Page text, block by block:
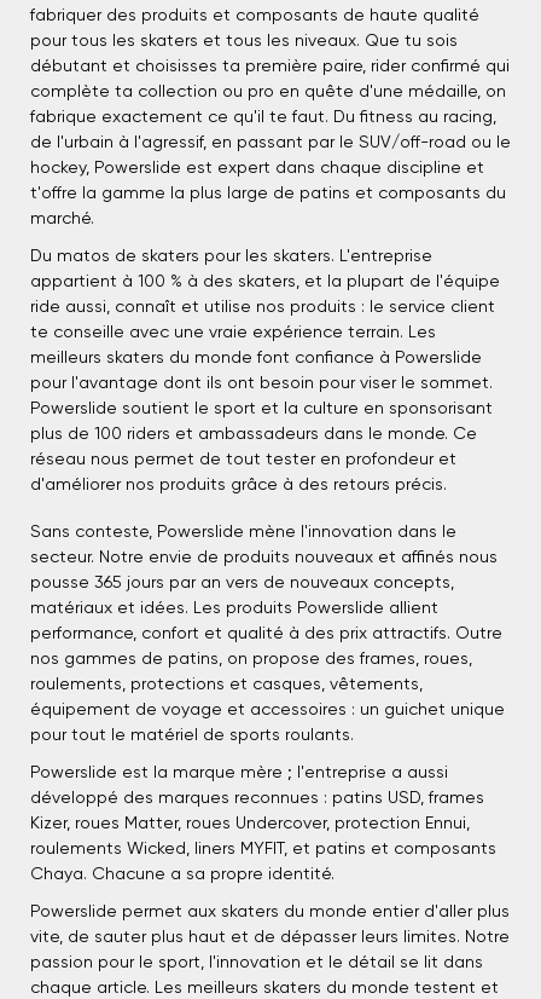
fabriquer des produits et composants de haute qualité
pour tous les skaters et tous les niveaux. Que tu sois
débutant et choisisses ta première paire, rider confirmé qui
complète ta collection ou pro en quête d'une médaille, on
fabrique exactement ce qu'il te faut. Du fitness au racing,
de l'urbain à l'agressif, en passant par le SUV/off-road ou le
hockey, Powerslide est expert dans chaque discipline et
t'offre la gamme la plus large de patins et composants du
marché.
Du matos de skaters pour les skaters. L'entreprise
appartient à 100 % à des skaters, et la plupart de l'équipe
ride aussi, connaît et utilise nos produits : le service client
te conseille avec une vraie expérience terrain. Les
meilleurs skaters du monde font confiance à Powerslide
pour l'avantage dont ils ont besoin pour viser le sommet.
Powerslide soutient le sport et la culture en sponsorisant
plus de 100 riders et ambassadeurs dans le monde. Ce
réseau nous permet de tout tester en profondeur et
d'améliorer nos produits grâce à des retours précis.
Sans conteste, Powerslide mène l'innovation dans le
secteur. Notre envie de produits nouveaux et affinés nous
pousse 365 jours par an vers de nouveaux concepts,
matériaux et idées. Les produits Powerslide allient
performance, confort et qualité à des prix attractifs. Outre
nos gammes de patins, on propose des frames, roues,
roulements, protections et casques, vêtements,
équipement de voyage et accessoires : un guichet unique
pour tout le matériel de sports roulants.
Powerslide est la marque mère ; l'entreprise a aussi
développé des marques reconnues : patins USD, frames
Kizer, roues Matter, roues Undercover, protection Ennui,
roulements Wicked, liners MYFIT, et patins et composants
Chaya. Chacune a sa propre identité.
Powerslide permet aux skaters du monde entier d'aller plus
vite, de sauter plus haut et de dépasser leurs limites. Notre
passion pour le sport, l'innovation et le détail se lit dans
chaque article. Les meilleurs skaters du monde testent et